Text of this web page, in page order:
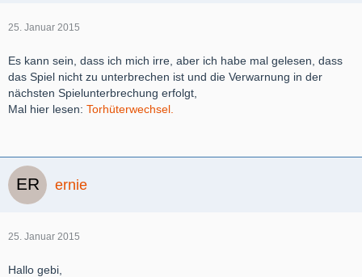
25. Januar 2015
Es kann sein, dass ich mich irre, aber ich habe mal gelesen, dass
das Spiel nicht zu unterbrechen ist und die Verwarnung in der
nächsten Spielunterbrechung erfolgt,
Mal hier lesen: Torhüterwechsel.
ernie
25. Januar 2015
Hallo gebi,